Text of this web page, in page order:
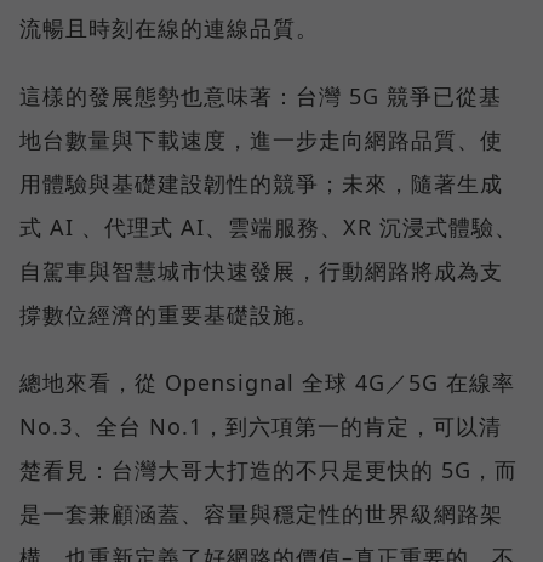
流暢且時刻在線的連線品質。
這樣的發展態勢也意味著：台灣 5G 競爭已從基
地台數量與下載速度，進一步走向網路品質、使
用體驗與基礎建設韌性的競爭；未來，隨著生成
式 AI 、代理式 AI、雲端服務、XR 沉浸式體驗、
自駕車與智慧城市快速發展，行動網路將成為支
撐數位經濟的重要基礎設施。
總地來看，從 Opensignal 全球 4G／5G 在線率
No.3、全台 No.1，到六項第一的肯定，可以清
楚看見：台灣大哥大打造的不只是更快的 5G，而
是一套兼顧涵蓋、容量與穩定性的世界級網路架